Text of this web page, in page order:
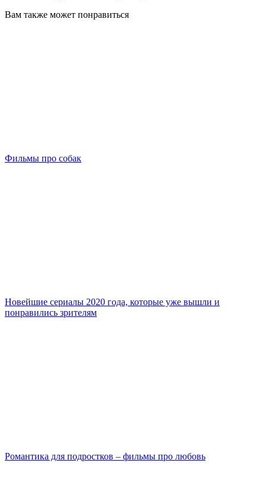
Вам также может понравиться
Фильмы про собак
Новейшие сериалы 2020 года, которые уже вышли и
понравились зрителям
Романтика для подростков – фильмы про любовь